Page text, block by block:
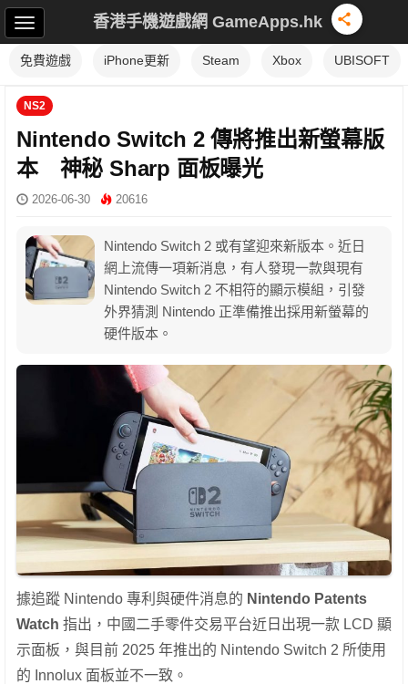
香港手機遊戲網 GameApps.hk
免費遊戲 iPhone更新 Steam Xbox UBISOFT
NS2
Nintendo Switch 2 傳將推出新螢幕版
本 神秘 Sharp 面板曝光
2026-06-30 20616
Nintendo Switch 2 或有望迎來新版本。近日
網上流傳一項新消息，有人發現一款與現有
Nintendo Switch 2 不相符的顯示模組，引發
外界猜測 Nintendo 正準備推出採用新螢幕的
硬件版本。
據追蹤 Nintendo 專利與硬件消息的 Nintendo Patents
Watch 指出，中國二手零件交易平台近日出現一款 LCD 顯
示面板，與目前 2025 年推出的 Nintendo Switch 2 所使用
的 Innolux 面板並不一致。